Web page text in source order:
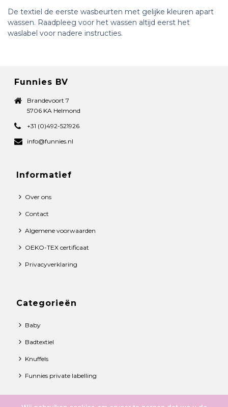
De textiel de eerste wasbeurten met gelijke kleuren apart
wassen. Raadpleeg voor het wassen altijd eerst het
waslabel voor nadere instructies.
Funnies BV
Brandevoort 7
5706 KA Helmond
+31 (0)492-521926
info@funnies.nl
Informatief
Over ons
Contact
Algemene voorwaarden
OEKO-TEX certificaat
Privacyverklaring
Categorieën
Baby
Badtextiel
Knuffels
Funnies private labelling